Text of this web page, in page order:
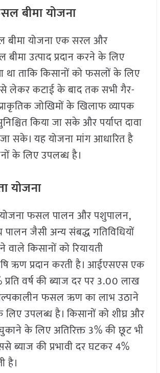
बीमा योजना
बीमा योजना एक सरल और
उत्पाद प्रदान करने के लिए
था ताकि किसानों को फसलों के लिए
लेकर कटाई के बाद तक सभी गैर-
जोखिमों के खिलाफ व्यापक
किया जा सके और पर्याप्त दावा
जा सके। यह योजना मांग आधारित है
के लिए उपलब्ध है।
योजना
योजना फसल पालन और पशुपालन,
जैसी अन्य संबद्ध गतिविधियों
किसानों को रियायती
ऋण प्रदान करती है। आईएसएस एक
वर्ष की ब्याज दर पर 3.00 लाख
फसल ऋण का लाभ उठाने
उपलब्ध है। किसानों को शीघ्र और
के लिए अतिरिक्त 3% की छूट भी
ब्याज की प्रभावी दर घटकर 4%
है।